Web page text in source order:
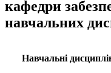
кафедри
навчальних
Навчальні